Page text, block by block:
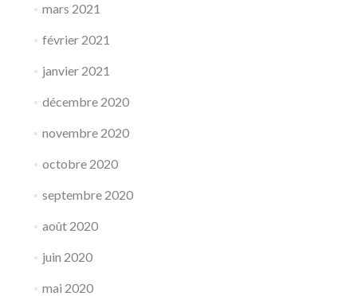
mars 2021
février 2021
janvier 2021
décembre 2020
novembre 2020
octobre 2020
septembre 2020
août 2020
juin 2020
mai 2020